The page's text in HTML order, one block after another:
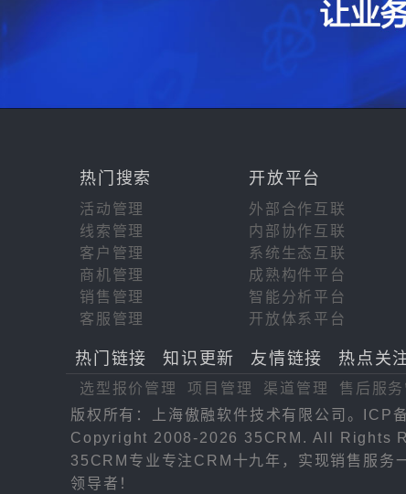
热门搜索 开放平台
活动管理
外部合作互联
线索管理
内部协作互联
客户管理
系统生态互联
商机管理
成熟构件平台
销售管理
智能分析平台
客服管理
开放体系平台
热门链接 知识更新 友情链接 热点关
选型报价管理 项目管理 渠道管理
售后服务
版权所有：上海傲融软件技术有限公司。ICP
Copyright 2008-2026 35CRM. All Rights
35CRM专业专注CRM十九年，实现销售服务
领导者！